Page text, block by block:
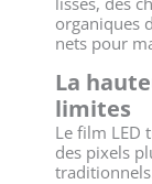
organiques
nets pour
La
limites
Le film LED
des pixels